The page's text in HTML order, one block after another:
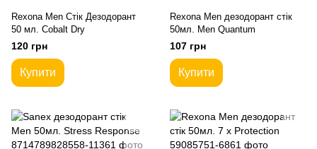
Rexona Men Стік Дезодорант
50 мл. Cobalt Dry
120 грн
Купити
Rexona Men дезодорант стік
50мл. Men Quantum
107 грн
Купити